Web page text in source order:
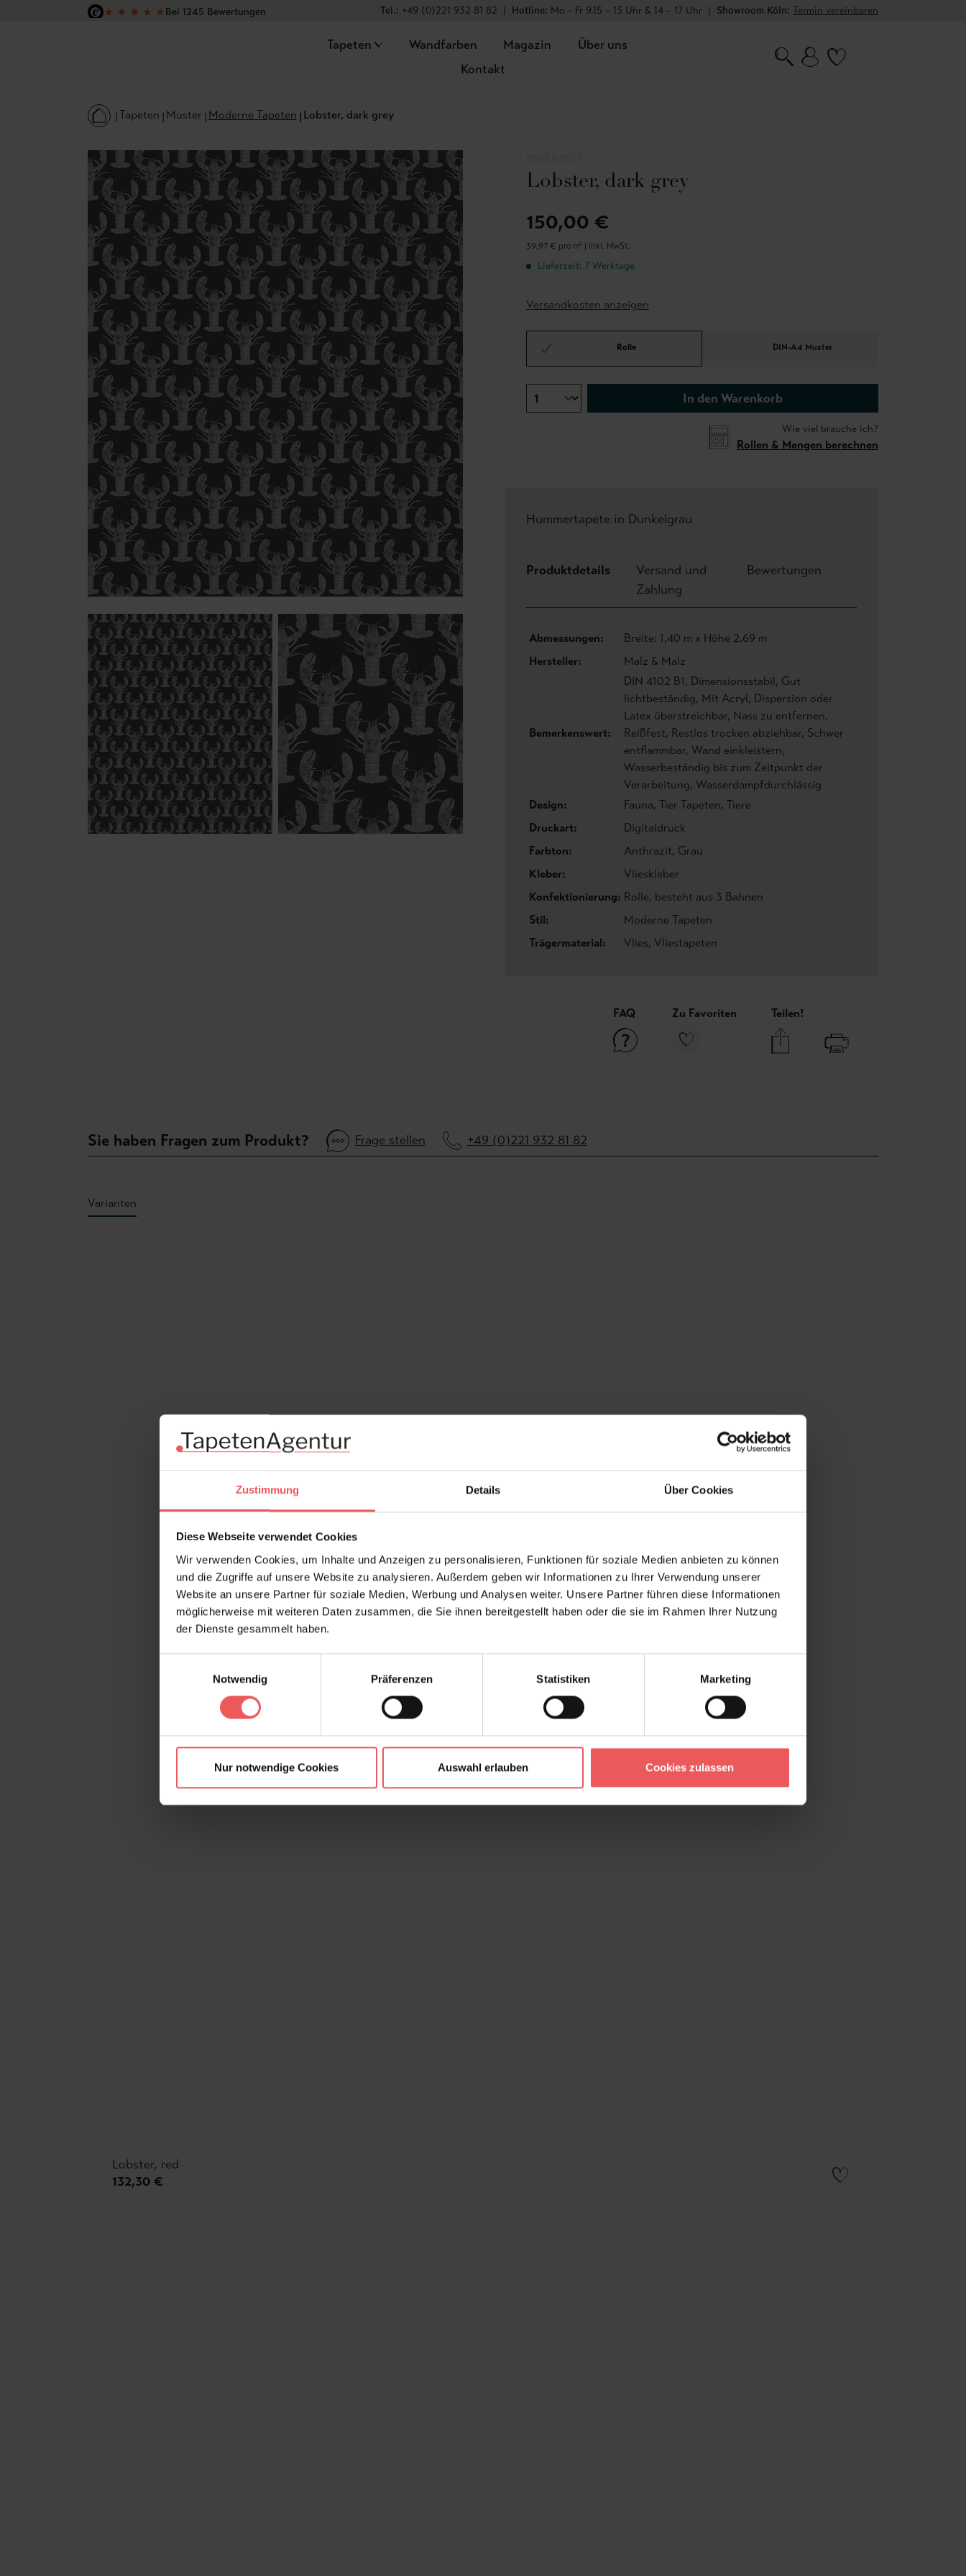
Zustimmung Details Über Cookies
Diese Webseite verwendet Cookies
Wir verwenden Cookies, um Inhalte und Anzeigen zu personalisieren, Funktionen für soziale Medien anbieten zu können
und die Zugriffe auf unsere Website zu analysieren. Außerdem geben wir Informationen zu Ihrer Verwendung unserer
Website an unsere Partner für soziale Medien, Werbung und Analysen weiter. Unsere Partner führen diese Informationen
möglicherweise mit weiteren Daten zusammen, die Sie ihnen bereitgestellt haben oder die sie im Rahmen Ihrer Nutzung
der Dienste gesammelt haben.
Notwendig
Präferenzen Statistiken Marketing
Nur notwendige Cookies Auswahl erlauben Cookies zulassen
Hauptinhalt springen
Zur Suche springen
Zur Hauptnavigation springen
★ ★ ★ ★ ★Bei 1245 Bewertungen
Tel.: +49 (0)221 932 81 82 | Hotline: Mo – Fr 9.15 – 13 Uhr & 14 – 17 Uhr | Showroom Köln: Termin vereinbaren
Tapeten Wandfarben Magazin
Über uns
Kontakt
Tapeten Muster Moderne Tapeten Lobster, dark grey
Lobster, dark grey
150,00 €
39,97 € pro m² | inkl. MwSt.
Lieferzeit: 7 Werktage
Versandkosten anzeigen
Rolle DIN-A4 Muster
In den Warenkorb
Wie viel brauche ich?
Rollen & Mengen berechnen
Hummertapete in Dunkelgrau
Produktdetails
Versand und
Zahlung
Bewertungen
Abmessungen:
Breite: 1,40 m x Höhe 2,69 m
Hersteller:
Malz & Malz
Bemerkenswert:
DIN 4102 B1, Dimensionsstabil, Gut
lichtbeständig, Mit Acryl, Dispersion oder
Latex überstreichbar, Nass zu entfernen,
Reißfest, Restlos trocken abziehbar, Schwer
entflammbar, Wand einkleistern,
Wasserbeständig bis zum Zeitpunkt der
Verarbeitung, Wasserdampfdurchlässig
Design:
Fauna, Tier Tapeten, Tiere
Druckart:
Digitaldruck
Farbton:
Anthrazit, Grau
Kleber:
Vlieskleber
Konfektionierung: Rolle, besteht aus 3 Bahnen
Stil:
Moderne Tapeten
Trägermaterial:
Vlies, Vliestapeten
FAQ Zu Favoriten Teilen!
Sie haben Fragen zum Produkt? Frage stellen +49 (0)221 932 81 82
Varianten
Lobster, red
132,30 €